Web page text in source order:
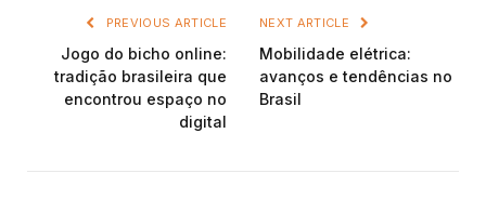
PREVIOUS ARTICLE
Jogo do bicho online:
tradição brasileira que
encontrou espaço no
digital
NEXT ARTICLE
Mobilidade elétrica:
avanços e tendências no
Brasil